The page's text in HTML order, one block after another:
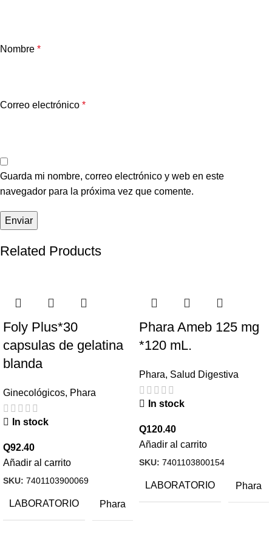
Nombre *
Correo electrónico *
Guarda mi nombre, correo electrónico y web en este
navegador para la próxima vez que comente.
Related Products
Foly Plus*30
capsulas de gelatina
blanda
Ginecológicos, Phara
In stock
Q92.40
Añadir al carrito
SKU: 7401103900069
LABORATORIO Phara
Phara Ameb 125 mg
*120 mL.
Phara, Salud Digestiva
In stock
Q120.40
Añadir al carrito
SKU: 7401103800154
LABORATORIO Phara